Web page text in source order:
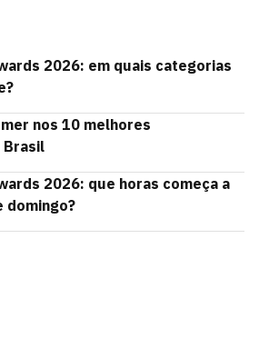
2026: em quais categorias
nos 10 melhores
2026: que horas começa a
domingo?